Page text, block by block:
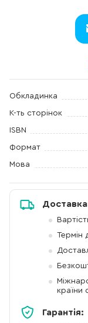
Обкладинка
К-ть сторінок
ISBN
Формат
Мова
Термін
країни
Гарантія: